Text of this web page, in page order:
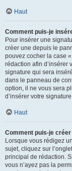
Haut
Comment puis-je
Pour insérer une
créer une depuis le
pouvez cocher la case
rédaction afin d’insérer
signature qui sera
dans le panneau de
option, il ne vous sera
d’insérer votre
Haut
Comment puis-je créer
Lorsque vous rédigez
sujet, cliquez sur
principal de rédaction.
vous n’ayez pas la